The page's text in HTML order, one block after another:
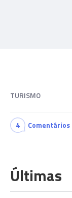
TURISMO
4 Comentários
Últimas